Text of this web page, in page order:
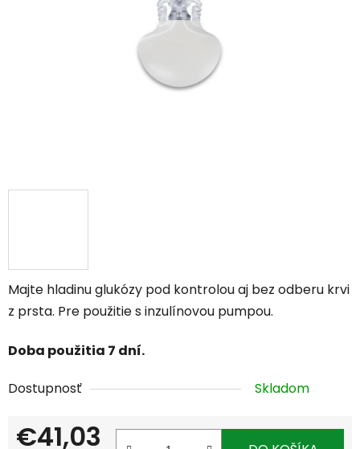
Majte hladinu glukózy pod kontrolou aj bez odberu krvi
z prsta. Pre použitie s inzulínovou pumpou.
Doba použitia 7 dní.
Dostupnosť Skladom
€41,03